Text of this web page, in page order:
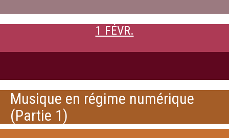
1 FÉVR.
Musique en régime numérique
(Partie 1)